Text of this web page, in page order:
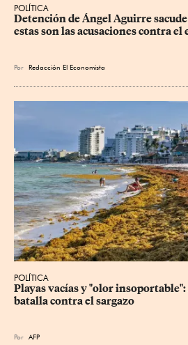
POLÍTICA
Detención de Ángel Aguirre
estas son las acusaciones contra
Por Redacción El Economista
POLÍTICA
Playas vacías y "olor
batalla contra el sargazo
Por AFP